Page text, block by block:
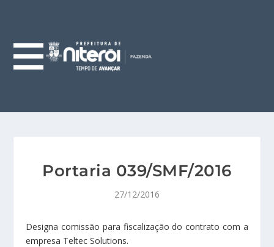
Portaria 039/SMF/2016
27/12/2016
Designa comissão para fiscalização do contrato com a
empresa Teltec Solutions.